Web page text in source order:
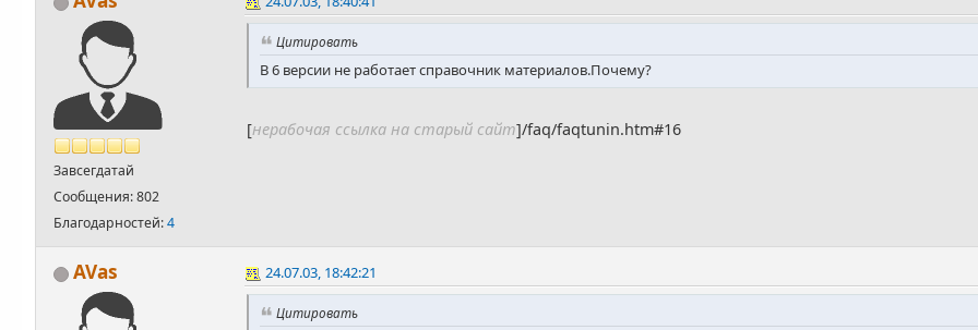
Завсегдатай
Сообщения: 802
Благодарностей:4
Цитировать
В 6 версии не работает справочник материалов.Почему?
[нерабочая ссылка на старый сайт]/faq/faqtunin.htm#16
AVas 24.07.03, 18:42:21
Цитировать